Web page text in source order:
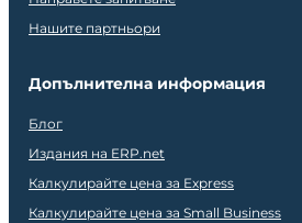
Нашите партньори
Допълнителна информация
Блог
Издания на ERP.net
Калкулирайте цена за Express
Калкулирайте цена за Small Business